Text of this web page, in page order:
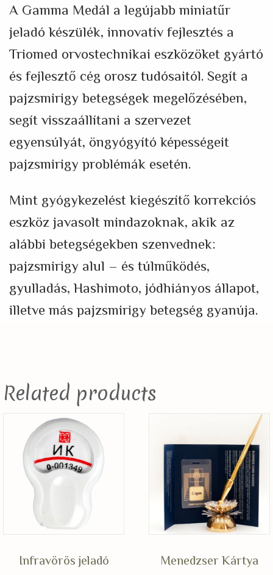
A Gamma Medál a legújabb miniatűr
jeladó készülék, innovatív fejlesztés a
Triomed orvostechnikai eszközöket gyártó
és fejlesztő cég orosz tudósaitól. Segít a
pajzsmirigy betegségek megelőzésében,
segít visszaállítani a szervezet
egyensúlyát, öngyógyító képességeit
pajzsmirigy problémák esetén.
Mint gyógykezelést kiegészítő korrekciós
eszköz javasolt mindazoknak, akik az
alábbi betegségekben szenvednek:
pajzsmirigy alul – és túlműködés,
gyulladás, Hashimoto, jódhiányos állapot,
illetve más pajzsmirigy betegség gyanúja.
Related products
Infravörös jeladó Menedzser Kártya